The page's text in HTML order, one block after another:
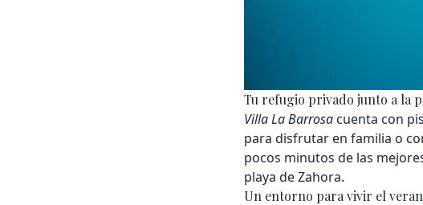
Tu refugio privado junto a la
Villa La Barrosa cuenta con
para disfrutar en familia o
pocos minutos de las
playa de Zahora.
Un entorno para vivir el